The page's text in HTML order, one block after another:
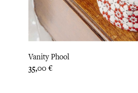
Vanity Phool
Prix
35,00 €